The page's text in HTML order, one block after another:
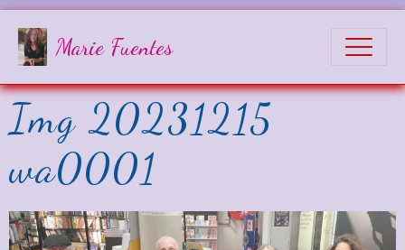
Marie Fuentes
Img 20231215
wa0001